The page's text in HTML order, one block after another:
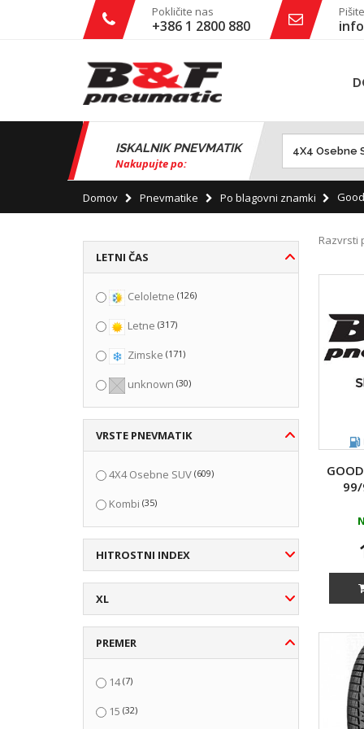
Pokličite nas
+386 1 2800 880
ISKALNIK PNEVMATIK
Nakupujte po:
Domov Pnevmatike Po blagovni znamki
Razvrsti
LETNI ČAS
Celoletne (126)
Letne (317)
Zimske (171)
unknown (30)
VRSTE PNEVMATIK
4X4 Osebne SUV (609)
Kombi (35)
HITROSTNI INDEX
XL
PREMER
14 (7)
15 (32)